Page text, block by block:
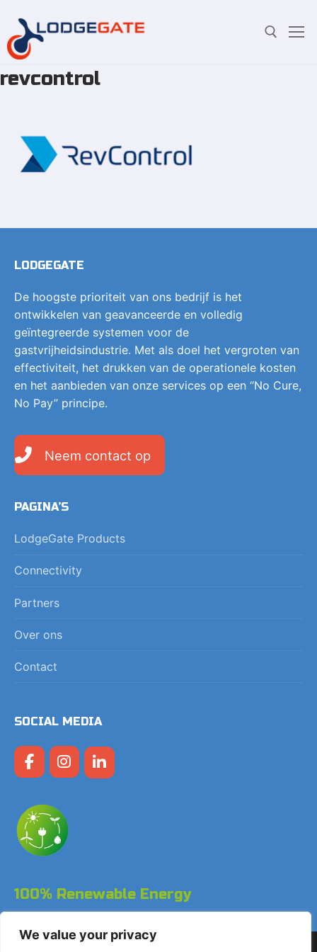
We value your privacy
Overslaan
revcontrol
LODGEGATE
De hoogste prioriteit van ons bedrijf is het
ontwikkelen van geavanceerde en volledig
geïntegreerde systemen voor de
gastvrijheidsindustrie. Met als doel het vergroten van
effectiviteit, het drukken van de operationele kosten
en het aanbieden van onze services op een “No Cure,
No Pay” principe.
Neem contact op
PAGINA’S
LodgeGate Products
Connectivity
Partners
Over ons
Contact
SOCIAL MEDIA
100% Renewable Energy